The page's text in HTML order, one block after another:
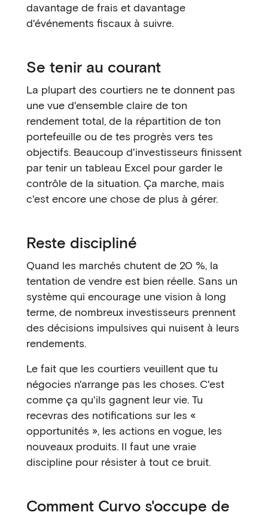
davantage de frais et davantage
d'événements fiscaux à suivre.
Se tenir au courant
La plupart des courtiers ne te donnent pas
une vue d'ensemble claire de ton
rendement total, de la répartition de ton
portefeuille ou de tes progrès vers tes
objectifs. Beaucoup d'investisseurs finissent
par tenir un tableau Excel pour garder le
contrôle de la situation. Ça marche, mais
c'est encore une chose de plus à gérer.
Reste discipliné
Quand les marchés chutent de 20 %, la
tentation de vendre est bien réelle. Sans un
système qui encourage une vision à long
terme, de nombreux investisseurs prennent
des décisions impulsives qui nuisent à leurs
rendements.
Le fait que les courtiers veuillent que tu
négocies n'arrange pas les choses. C'est
comme ça qu'ils gagnent leur vie. Tu
recevras des notifications sur les «
opportunités », les actions en vogue, les
nouveaux produits. Il faut une vraie
discipline pour résister à tout ce bruit.
Comment Curvo s'occupe de